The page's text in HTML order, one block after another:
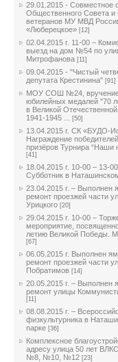
29.01.2015 - Совместное
Общественного Совета и
ветеранов МУ МВД
«Люберецкое» [12]
02.04.2015 г. 11-00 –
выезд на дом №54 по
Митрофанова [11]
09.04.2015 - "Чистый
депутата Крестинина" [91]
МОУ СОШ №24,
юбилейных медалей "70
в Великой
1941-1945 ...
[50]
13.04.2015 г. СК «БУДО-
Награждение
призёров Турнира “Наши
[41]
18.04.2015 г. 10-00 – 13-
Субботник в
23.04.2015 г. – Выполнен
ремонт проезжей части
Урицкого [20]
29.04.2015 г. 10-00 –
мероприятие,
летию Великой Победы.
[67]
06.05.2015 г. Выполнен
ремонт проезжей части
Побратимов [14]
20.05.2015 г. – Выполнен
ремонт улицы
[11]
08.08.2015 г. –
физкультурника в
парке [36]
Комплексное
адресу улица 50 лет
№8, №10, №12 [23]